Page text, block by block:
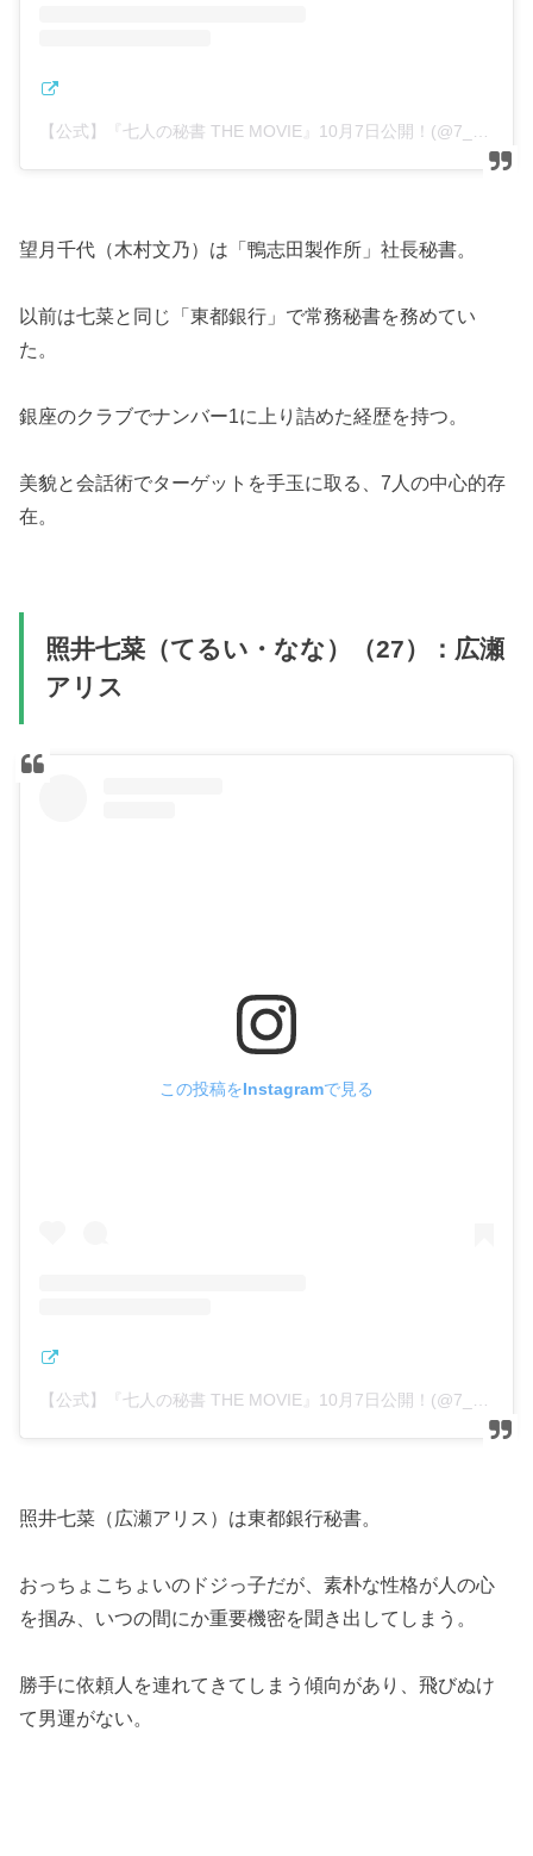
【公式】『七人の秘書 THE MOVIE』10月7日公開！(@7_hisho_tvasahi)がシェアした投稿
望月千代（木村文乃）は「鴨志田製作所」社長秘書。
以前は七菜と同じ「東都銀行」で常務秘書を務めてい
た。
銀座のクラブでナンバー1に上り詰めた経歴を持つ。
美貌と会話術でターゲットを手玉に取る、7人の中心的存
在。
照井七菜（てるい・なな）（27）：広瀬
アリス
この投稿をInstagramで見る
照井七菜（広瀬アリス）は東都銀行秘書。
おっちょこちょいのドジっ子だが、素朴な性格が人の心
を掴み、いつの間にか重要機密を聞き出してしまう。
勝手に依頼人を連れてきてしまう傾向があり、飛びぬけ
て男運がない。